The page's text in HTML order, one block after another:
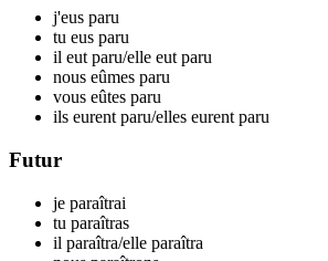
j'eus paru
tu eus paru
il eut paru/elle eut paru
nous eûmes paru
vous eûtes paru
ils eurent paru/elles eurent paru
Futur
je paraîtrai
tu paraîtras
il paraîtra/elle paraîtra